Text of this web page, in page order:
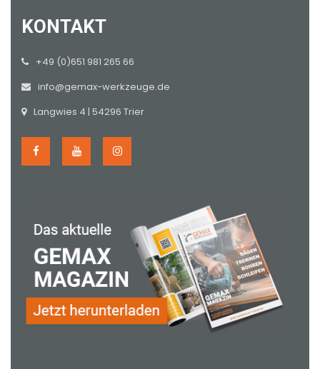
KONTAKT
+49 (0)651 981 265 66
info@gemax-werkzeuge.de
Langwies 4 | 54296 Trier